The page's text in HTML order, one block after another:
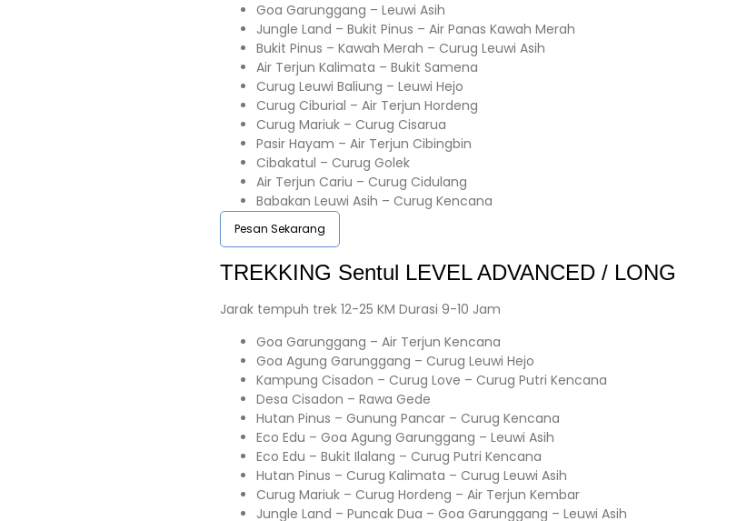
Goa Garunggang – Leuwi Asih
Jungle Land – Bukit Pinus – Air Panas Kawah Merah
Bukit Pinus – Kawah Merah – Curug Leuwi Asih
Air Terjun Kalimata – Bukit Samena
Curug Leuwi Baliung – Leuwi Hejo
Curug Ciburial – Air Terjun Hordeng
Curug Mariuk – Curug Cisarua
Pasir Hayam – Air Terjun Cibingbin
Cibakatul – Curug Golek
Air Terjun Cariu – Curug Cidulang
Babakan Leuwi Asih – Curug Kencana
Pesan Sekarang
TREKKING Sentul LEVEL ADVANCED / LONG
Jarak tempuh trek 12-25 KM Durasi 9-10 Jam
Goa Garunggang – Air Terjun Kencana
Goa Agung Garunggang – Curug Leuwi Hejo
Kampung Cisadon – Curug Love – Curug Putri Kencana
Desa Cisadon – Rawa Gede
Hutan Pinus – Gunung Pancar – Curug Kencana
Eco Edu – Goa Agung Garunggang – Leuwi Asih
Eco Edu – Bukit Ilalang – Curug Putri Kencana
Hutan Pinus – Curug Kalimata – Curug Leuwi Asih
Curug Mariuk – Curug Hordeng – Air Terjun Kembar
Jungle Land – Puncak Dua – Goa Garunggang – Leuwi Asih